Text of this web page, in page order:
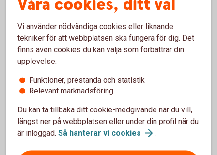
er mot ökade räntekostnader? Kontakta ert
bankkontor så får ni träffa någon av våra specialister
och diskutera olika alternativ, priser med mera.
Tillsammans hittar vi den lösning som passar er
bäst.
Vi använder nödvändiga cookies eller liknande
tekniker för att webbplatsen ska fungera för dig. Det
finns även cookies du kan välja som förbättrar din
upplevelse:
Funktioner, prestanda och statistik
Relevant marknadsföring
Du kan ta tillbaka ditt cookie-medgivande när du vill,
längst ner på webbplatsen eller under din profil när du
är inloggad. Så hanterar vi cookies .